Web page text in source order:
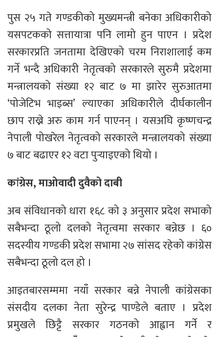
पुस २५ गते गण्डकीको मुख्यमन्त्री बनेका अधिकारीको
यसपटकको सत्तायात्रा पनि लामो हुन पाएन । प्रदेश
सरकारप्रति जनतामा देखिएको चरम निराशालाई कम
गर्ने भन्दै अधिकारी नेतृत्वको सरकारले सुरुमै प्रदेशमा
मन्त्रालयको संख्या १२ बाट ७ मा झारेर सुरुआतमा
‘पोजेटिभ भाइब्स’ ल्याएका अधिकारीले दीर्घकालीन
छाप राख्ने अरु काम गर्न पाएनन् । यसअघि कृष्णचन्द्र
नेपाली पोखरेल नेतृत्वको सरकारले मन्त्रालयको संख्या
७ बाट बढाएर १२ वटा पुर्‍याइएको थियो ।
कांग्रेस, माओवादी दुवैको दाबी
अब संविधानको धारा १६८ को ३ अनुसार प्रदेश सभाको
सबैभन्दा ठूलो दलको नेतृत्वमा सरकार बन्नेछ । ६०
सदस्यीय गण्डकी प्रदेश सभामा २७ सांसद रहेको कांग्रेस
सबैभन्दा ठूलो दल हो ।
आइतबारसम्ममा नयाँ सरकार बन्ने नेपाली कांग्रेसका
संसदीय दलका नेता सुरेन्द्र पाण्डेले बताए । प्रदेश
प्रमुखले छिट्टै सरकार गठनको आह्वान गर्ने र